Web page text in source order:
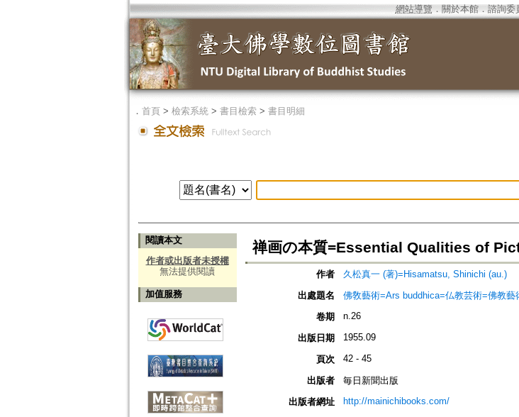
網站導覽 ． 關於本館． 諮詢委
． 首頁> 檢索系統> 書目檢索> 書目明細
閱讀本文
作者或出版者未授權
無法提供閱讀
加值服務
禅画の本質=Essential Qualities of
作者
久松真一 (著)=Hisamatsu, Shinichi (au.)
出處題名
佛敎藝術=Ars buddhica=仏教芸術=佛教藝
卷期
n.26
出版日期 1955.09
頁次 42 - 45
出版者
毎日新聞出版
出版者網址
http://mainichibooks.com/